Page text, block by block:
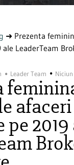
➜ Prezenta
LeaderTeam
Leader Team
2019